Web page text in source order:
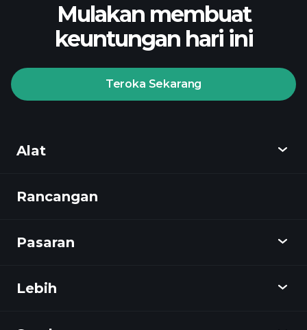
Playtrade
Mulakan membuat
keuntungan hari ini
Teroka Sekarang
Alat
Cari tahu
Berita
Rancangan
Pasaran
Gambaran keseluruhan
Lebih